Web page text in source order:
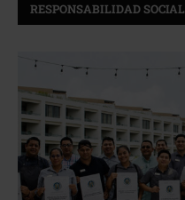
RESPONSABILIDAD SOCIAL